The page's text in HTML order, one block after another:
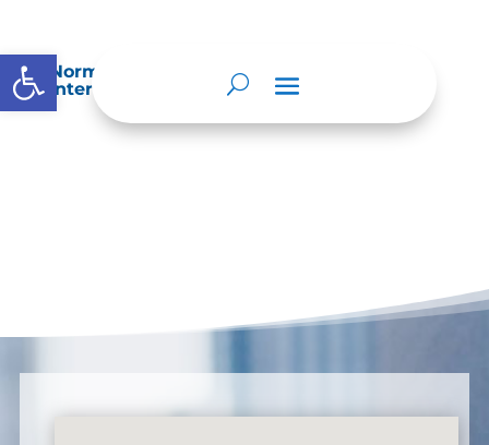
Abrir barra de herramientas
Normatividad especial que les aplique de
interés.